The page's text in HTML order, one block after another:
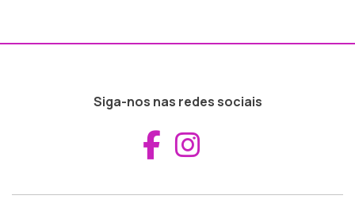
Siga-nos nas redes sociais
Aceder ao